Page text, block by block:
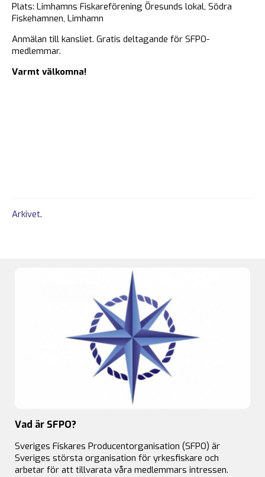
Plats: Limhamns Fiskareförening Öresunds lokal, Södra
Fiskehamnen, Limhamn
Anmälan till kansliet. Gratis deltagande för SFPO-
medlemmar.
Varmt välkomna!
Arkivet.
Vad är SFPO?
Sveriges Fiskares Producentorganisation (SFPO) är
Sveriges största organisation för yrkesfiskare och
arbetar för att tillvarata våra medlemmars intressen.